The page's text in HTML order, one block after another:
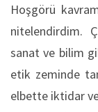
Hoşgörü
nitelendirdim.
sanat ve bilim
etik zeminde
elbette iktidar